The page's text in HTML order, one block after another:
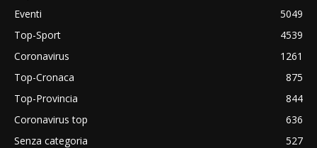
Eventi
5049
Top-Sport
4539
Coronavirus
1261
Top-Cronaca
875
Top-Provincia
844
Coronavirus top
636
Senza categoria
527